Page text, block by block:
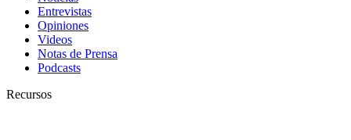
Entrevistas
Opiniones
Videos
Notas de Prensa
Podcasts
Recursos